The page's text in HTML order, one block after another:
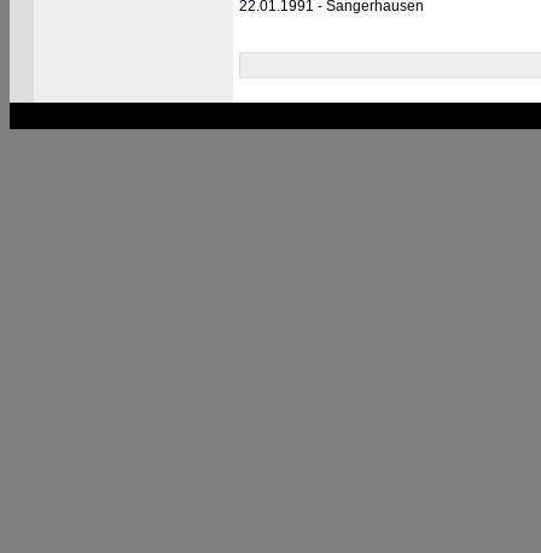
22.01.1991 - Sangerhausen